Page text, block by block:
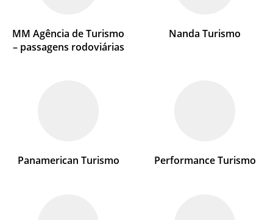
MM Agência de Turismo
– passagens rodoviárias
Nanda Turismo
Panamerican Turismo Performance Turismo